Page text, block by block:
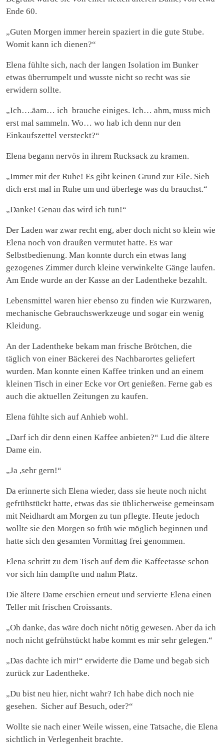
Ende 60.
„Guten Morgen immer herein spaziert in die gute Stube.
Womit kann ich dienen?“
Elena fühlte sich, nach der langen Isolation im Bunker
etwas überrumpelt und wusste nicht so recht was sie
erwidern sollte.
„Ich….äam… ich brauche einiges. Ich… ahm, muss mich
erst mal sammeln. Wo… wo hab ich denn nur den
Einkaufszettel versteckt?“
Elena begann nervös in ihrem Rucksack zu kramen.
„Immer mit der Ruhe! Es gibt keinen Grund zur Eile. Sieh
dich erst mal in Ruhe um und überlege was du brauchst.“
„Danke! Genau das wird ich tun!“
Der Laden war zwar recht eng, aber doch nicht so klein wie
Elena noch von draußen vermutet hatte. Es war
Selbstbedienung. Man konnte durch ein etwas lang
gezogenes Zimmer durch kleine verwinkelte Gänge laufen.
Am Ende wurde an der Kasse an der Ladentheke bezahlt.
Lebensmittel waren hier ebenso zu finden wie Kurzwaren,
mechanische Gebrauchswerkzeuge und sogar ein wenig
Kleidung.
An der Ladentheke bekam man frische Brötchen, die
täglich von einer Bäckerei des Nachbarortes geliefert
wurden. Man konnte einen Kaffee trinken und an einem
kleinen Tisch in einer Ecke vor Ort genießen. Ferne gab es
auch die aktuellen Zeitungen zu kaufen.
Elena fühlte sich auf Anhieb wohl.
„Darf ich dir denn einen Kaffee anbieten?“ Lud die ältere
Dame ein.
„Ja ,sehr gern!“
Da erinnerte sich Elena wieder, dass sie heute noch nicht
gefrühstückt hatte, etwas das sie üblicherweise gemeinsam
mit Neidhardt am Morgen zu tun pflegte. Heute jedoch
wollte sie den Morgen so früh wie möglich beginnen und
hatte sich den gesamten Vormittag frei genommen.
Elena schritt zu dem Tisch auf dem die Kaffeetasse schon
vor sich hin dampfte und nahm Platz.
Die ältere Dame erschien erneut und servierte Elena einen
Teller mit frischen Croissants.
„Oh danke, das wäre doch nicht nötig gewesen. Aber da ich
noch nicht gefrühstückt habe kommt es mir sehr gelegen.“
„Das dachte ich mir!“ erwiderte die Dame und begab sich
zurück zur Ladentheke.
„Du bist neu hier, nicht wahr? Ich habe dich noch nie
gesehen. Sicher auf Besuch, oder?“
Wollte sie nach einer Weile wissen, eine Tatsache, die Elena
sichtlich in Verlegenheit brachte.